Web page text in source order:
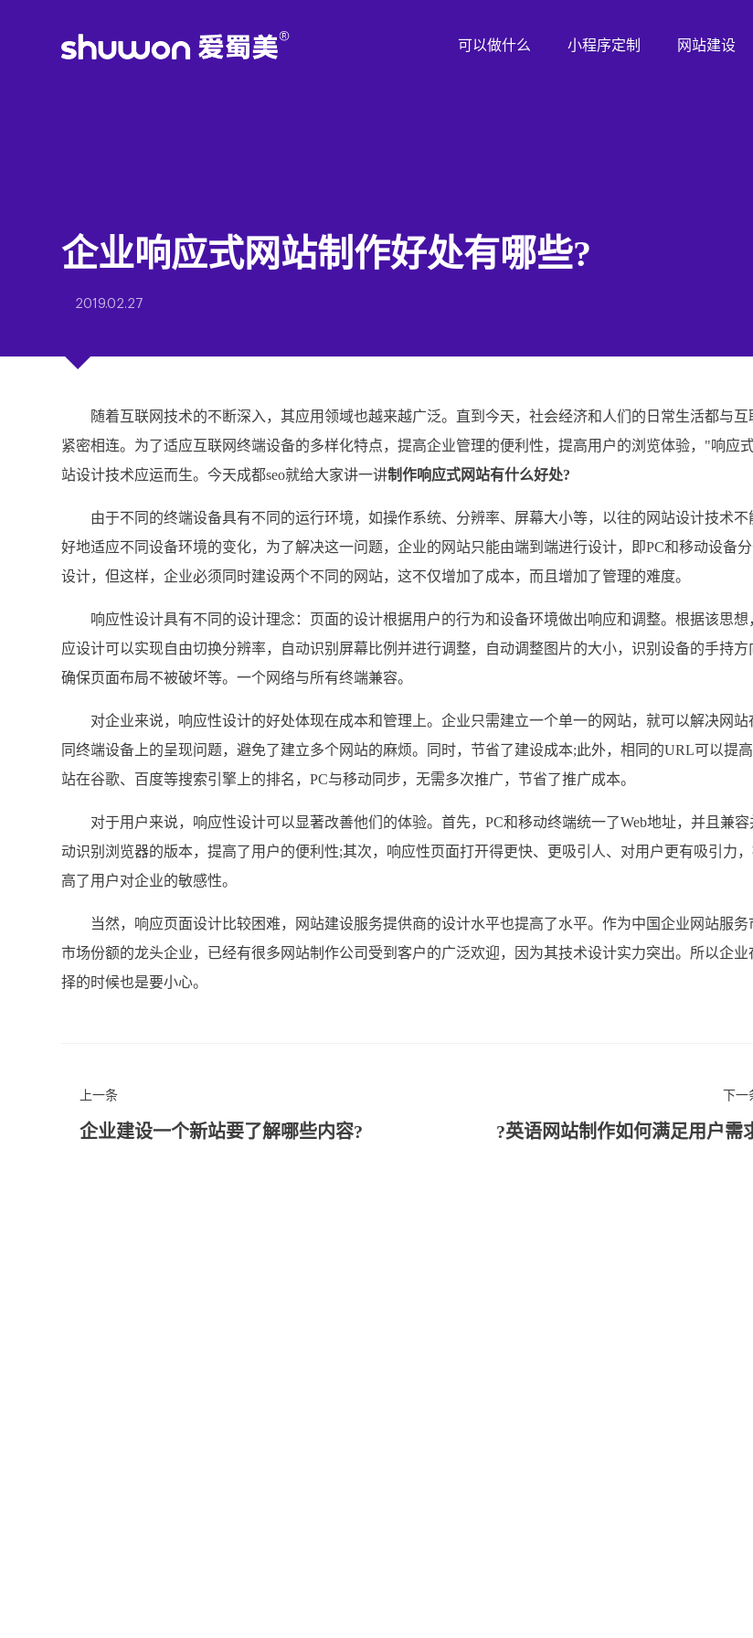
可以做什么 小程序定制 网站建设
企业响应式网站制作好处有哪些?
2019.02.27
随着互联网技术的不断深入，其应用领域也越来越广泛。直到今天，社会经济和人们的日常生活都与互
紧密相连。为了适应互联网终端设备的多样化特点，提高企业管理的便利性，提高用户的浏览体验，"响应
站设计技术应运而生。今天成都seo就给大家讲一讲制作响应式网站有什么好处?
由于不同的终端设备具有不同的运行环境，如操作系统、分辨率、屏幕大小等，以往的网站设计技术不
好地适应不同设备环境的变化，为了解决这一问题，企业的网站只能由端到端进行设计，即PC和移动设备
设计，但这样，企业必须同时建设两个不同的网站，这不仅增加了成本，而且增加了管理的难度。
响应性设计具有不同的设计理念：页面的设计根据用户的行为和设备环境做出响应和调整。根据该思想
应设计可以实现自由切换分辨率，自动识别屏幕比例并进行调整，自动调整图片的大小，识别设备的手持方
确保页面布局不被破坏等。一个网络与所有终端兼容。
对企业来说，响应性设计的好处体现在成本和管理上。企业只需建立一个单一的网站，就可以解决网站
同终端设备上的呈现问题，避免了建立多个网站的麻烦。同时，节省了建设成本;此外，相同的URL可以提高
站在谷歌、百度等搜索引擎上的排名，PC与移动同步，无需多次推广，节省了推广成本。
对于用户来说，响应性设计可以显著改善他们的体验。首先，PC和移动终端统一了Web地址，并且兼容
动识别浏览器的版本，提高了用户的便利性;其次，响应性页面打开得更快、更吸引人、对用户更有吸引力
高了用户对企业的敏感性。
当然，响应页面设计比较困难，网站建设服务提供商的设计水平也提高了水平。作为中国企业网站服务
市场份额的龙头企业，已经有很多网站制作公司受到客户的广泛欢迎，因为其技术设计实力突出。所以企业
择的时候也是要小心。
上一条
企业建设一个新站要了解哪些内容?
下一
英语网站制作如何满足用户需